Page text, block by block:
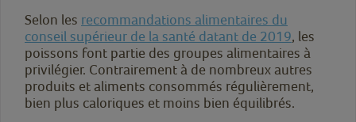
Selon les recommandations alimentaires du
conseil supérieur de la santé datant de 2019, les
poissons font partie des groupes alimentaires à
privilégier. Contrairement à de nombreux autres
produits et aliments consommés régulièrement,
bien plus caloriques et moins bien équilibrés.